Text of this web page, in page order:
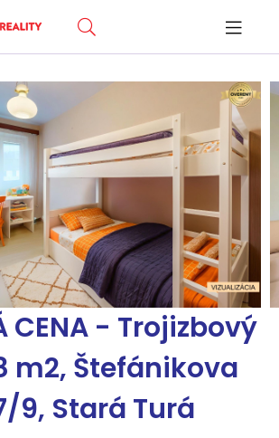
CENA - Trojizbový
m2, Štefánikova
9, Stará Turá